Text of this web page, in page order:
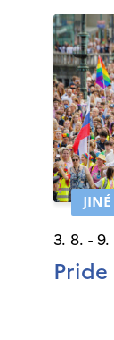
3. 8. - 9.